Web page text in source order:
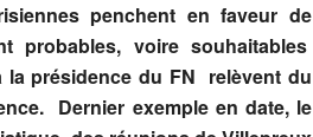
penchent en faveur de
probables, voire souhaitables
présidence du FN relèvent du
Dernier exemple en date, le